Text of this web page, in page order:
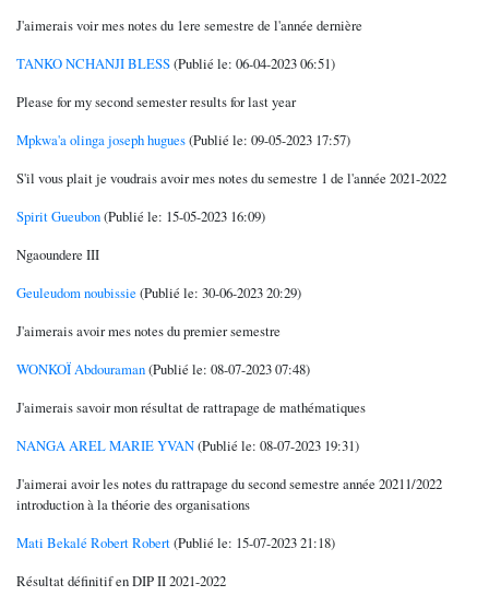
J'aimerais voir mes notes du 1ere semestre de l'année dernière
TANKO NCHANJI BLESS(Publié le: 06-04-2023 06:51)
Please for my second semester results for last year
Mpkwa'a olinga joseph hugues(Publié le: 09-05-2023 17:57)
S'il vous plait je voudrais avoir mes notes du semestre 1 de l'année 2021-2022
Spirit Gueubon(Publié le: 15-05-2023 16:09)
Ngaoundere III
Geuleudom noubissie (Publié le: 30-06-2023 20:29)
J'aimerais avoir mes notes du premier semestre
WONKOÏ Abdouraman(Publié le: 08-07-2023 07:48)
J'aimerais savoir mon résultat de rattrapage de mathématiques
NANGA AREL MARIE YVAN(Publié le: 08-07-2023 19:31)
J'aimerai avoir les notes du rattrapage du second semestre année 20211/2022
introduction à la théorie des organisations
Mati Bekalé Robert Robert(Publié le: 15-07-2023 21:18)
Résultat définitif en DIP II 2021-2022